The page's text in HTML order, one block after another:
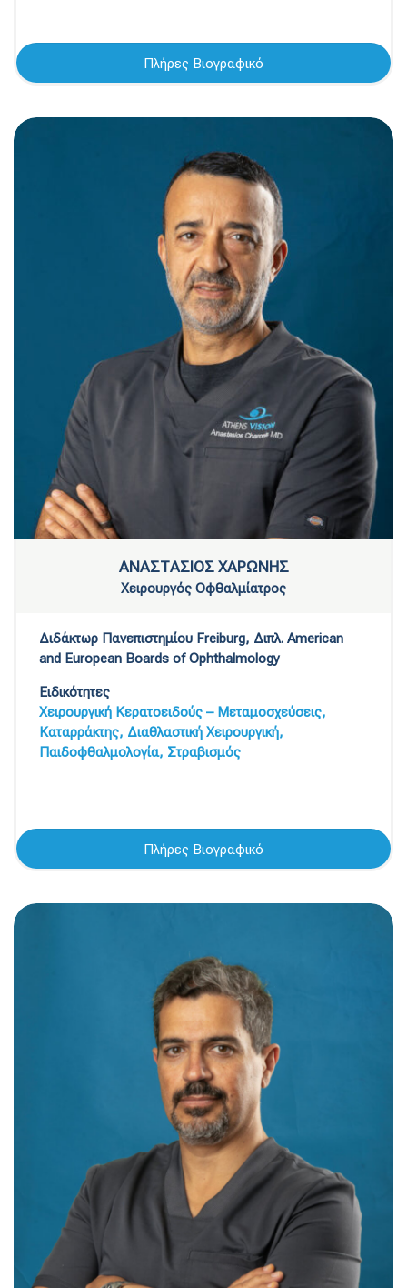
Πλήρες Βιογραφικό
ΑΝΑΣΤΑΣΙΟΣ ΧΑΡΩΝΗΣ
Χειρουργός Οφθαλμίατρος
Διδάκτωρ Πανεπιστημίου Freiburg, Διπλ. American
and European Boards of Ophthalmology
Ειδικότητες
Χειρουργική Κερατοειδούς – Μεταμοσχεύσεις,
Καταρράκτης, Διαθλαστική Χειρουργική,
Παιδοφθαλμολογία, Στραβισμός
Πλήρες Βιογραφικό